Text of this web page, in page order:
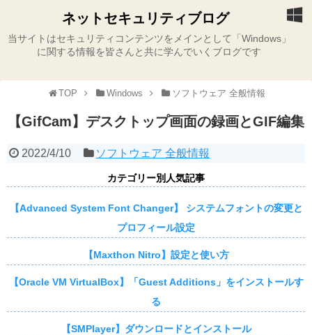
ネットセキュリティブログ
当サイトはセキュリティコンテンツをメインとして「Windows」
に関する情報を皆さんと共に学んでいくブログです
TOP Windows ソフトウェア 全般情報
【GifCam】デスクトップ画面の録画とGIF編集
2022/4/10 ソフトウェア 全般情報
カテゴリー別人気記事
【Advanced System Font Changer】 システムフォントの変更と
プロフィール設定
【Maxthon Nitro】設定と使い方
【Oracle VM VirtualBox】「Guest Additions」をインストールす
る
【SMPlayer】ダウンロードとインストール